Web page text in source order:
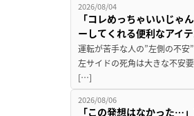
2026/08/04
「コレめっちゃいいじゃ
ーしてくれる便利なアイ
運転が苦手な人の”左側の不安
左サイドの死角は大きな不安
[…]
2026/08/06
「この発想はなかった…